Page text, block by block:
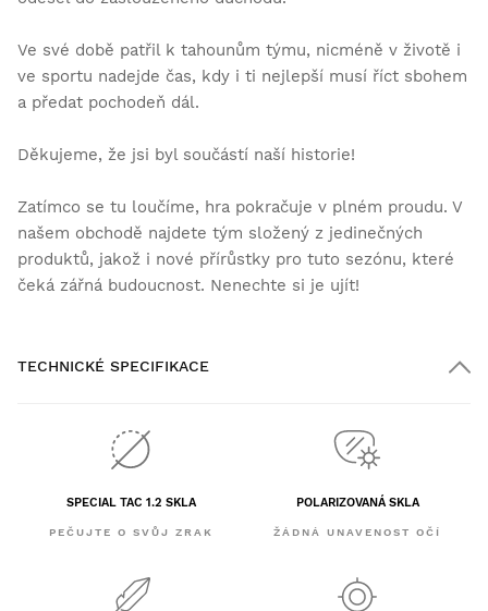
Ve své době patřil k tahounům týmu, nicméně v životě i
ve sportu nadejde čas, kdy i ti nejlepší musí říct sbohem
a předat pochodeň dál.
Děkujeme, že jsi byl součástí naší historie!
Zatímco se tu loučíme, hra pokračuje v plném proudu. V
našem obchodě najdete tým složený z jedinečných
produktů, jakož i nové přírůstky pro tuto sezónu, které
čeká zářná budoucnost. Nenechte si je ujít!
TECHNICKÉ SPECIFIKACE
SPECIAL TAC 1.2 SKLA
PEČUJTE O SVŮJ ZRAK
POLARIZOVANÁ SKLA
ŽÁDNÁ UNAVENOST OČÍ